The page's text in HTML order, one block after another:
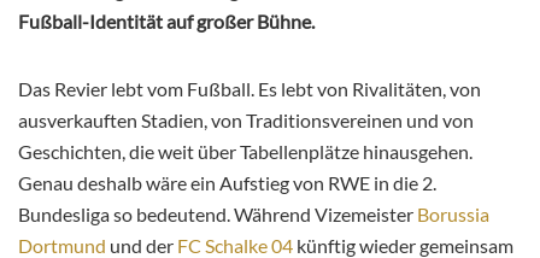
Fußball-Identität auf großer Bühne.
Das Revier lebt vom Fußball. Es lebt von Rivalitäten, von
ausverkauften Stadien, von Traditionsvereinen und von
Geschichten, die weit über Tabellenplätze hinausgehen.
Genau deshalb wäre ein Aufstieg von RWE in die 2.
Bundesliga so bedeutend. Während Vizemeister Borussia
Dortmund und der FC Schalke 04 künftig wieder gemeinsam